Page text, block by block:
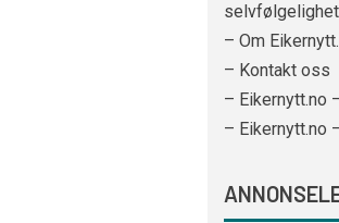
selvfølgelighet
– Om
– Kontakt oss
– Eikernytt.no
– Eikernytt.no